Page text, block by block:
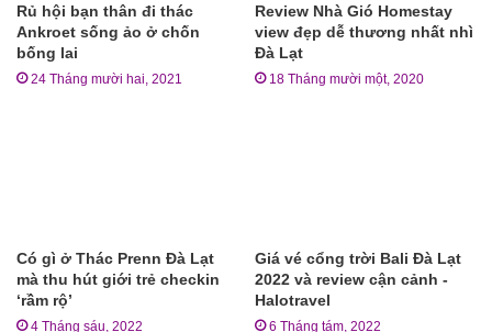
Rủ hội bạn thân đi thác
Ankroet sống ảo ở chốn
bống lai
24 Tháng mười hai, 2021
Review Nhà Gió Homestay
view đẹp dễ thương nhất nhì
Đà Lạt
18 Tháng mười một, 2020
Có gì ở Thác Prenn Đà Lạt
mà thu hút giới trẻ checkin
‘rầm rộ’
4 Tháng sáu, 2022
Giá vé cổng trời Bali Đà Lạt
2022 và review cận cảnh -
Halotravel
6 Tháng tám, 2022